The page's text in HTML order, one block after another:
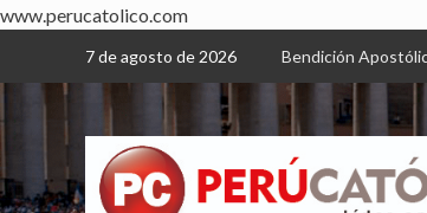
www.perucatolico.com
content
7 de agosto de 2026 Bendición